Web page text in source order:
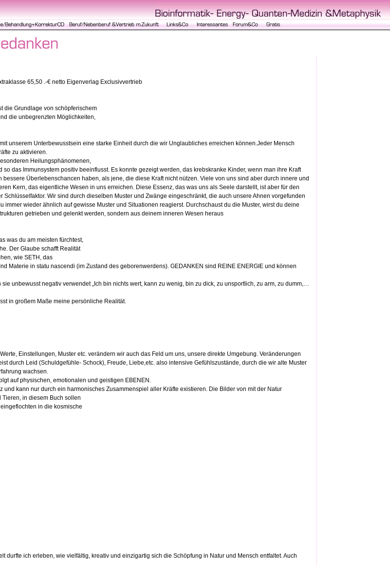
65,50 .-€ netto Eigenverlag Exclusivvertrieb
die Grundlage von schöpferischem
die unbegrenzten Möglichkeiten,
unserem Unterbewusstsein eine starke Einheit durch die wir Unglaubliches erreichen können.Jeder Mensch
zu aktivieren.
Heilungsphänomenen,
das Immunsystem positiv beeinflusst. Es konnte gezeigt werden, das krebskranke Kinder, wenn man ihre Kraft
Überlebenschancen haben, als jene, die diese Kraft nicht nützen. Viele von uns sind aber durch innere und
Kern, das eigentliche Wesen in uns erreichen. Diese Essenz, das was uns als Seele darstellt, ist aber für den
Wir sind durch dieselben Muster und Zwänge eingeschränkt, die auch unsere Ahnen vorgefunden
immer wieder ähnlich auf gewisse Muster und Situationen reagierst. Durchschaust du die Muster, wirst du deine
getrieben und gelenkt werden, sondern aus deinem inneren Wesen heraus
was du am meisten fürchtest,
Der Glaube schafft Realität
wie SETH, das
Materie in statu nascendi (im Zustand des geborenwerdens). GEDANKEN sind REINE ENERGIE und können
unbewusst negativ verwendet „Ich bin nichts wert, kann zu wenig, bin zu dick, zu unsportlich, zu arm, zu dumm,…
in großem Maße meine persönliche Realität.
Einstellungen, Muster etc. verändern wir auch das Feld um uns, unsere direkte Umgebung. Veränderungen
durch Leid (Schuldgefühle- Schock), Freude, Liebe,etc. also intensive Gefühlszustände, durch die wir alte Muster
wachsen.
auf physischen, emotionalen und geistigen EBENEN.
und kann nur durch ein harmonisches Zusammenspiel aller Kräfte existieren. Die Bilder von mit der Natur
in diesem Buch sollen
in die kosmische
durfte ich erleben, wie vielfältig, kreativ und einzigartig sich die Schöpfung in Natur und Mensch entfaltet. Auch